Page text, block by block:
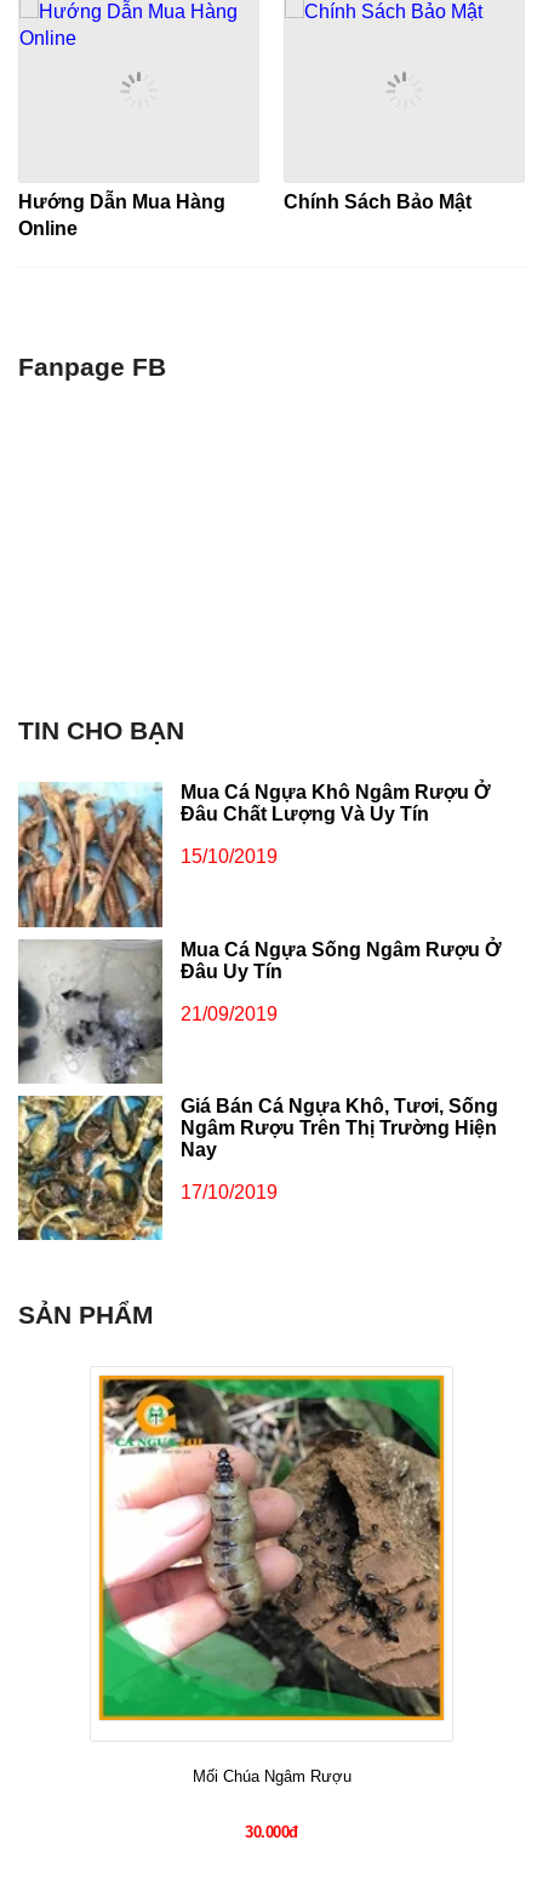
Hướng Dẫn Mua Hàng
Online
Chính Sách Bảo Mật
Fanpage FB
TIN CHO BẠN
Mua Cá Ngựa Khô Ngâm Rượu Ở
Đâu Chất Lượng Và Uy Tín
15/10/2019
Mua Cá Ngựa Sống Ngâm Rượu Ở
Đâu Uy Tín
21/09/2019
Giá Bán Cá Ngựa Khô, Tươi, Sống
Ngâm Rượu Trên Thị Trường Hiện
Nay
17/10/2019
SẢN PHẨM
Mối Chúa Ngâm Rượu
30.000đ